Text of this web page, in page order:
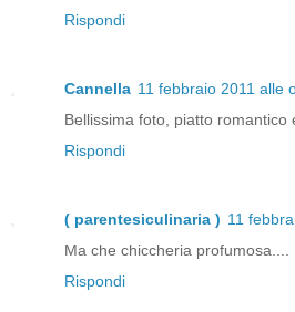
Rispondi
Cannella 11 febbraio 2011 alle
Bellissima foto, piatto romantico
Rispondi
( parentesiculinaria ) 11
Ma che chiccheria profumosa....
Rispondi